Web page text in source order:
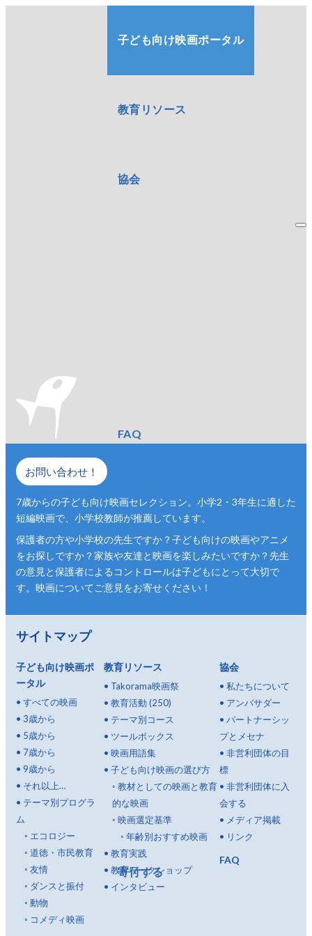
子ども向け映画ポータル
教育リソース
協会
FAQ
寄付する
お問い合わせ！
7歳からの子ども向け映画セレクション。小学2・3年生に適した
短編映画で、小学校教師が推薦しています。
保護者の方や小学校の先生ですか？子ども向けの映画やアニメ
をお探しですか？家族や友達と映画を楽しみたいですか？先生
の意見と保護者によるコントロールは子どもにとって大切で
す。映画についてご意見をお寄せください！
サイトマップ
子ども向け映画ポ
ータル
• すべての映画
• 3歳から
• 5歳から
• 7歳から
• 9歳から
• それ以上…
• テーマ別プログラ
ム
◦ エコロジー
◦ 道徳・市民教育
◦ 友情
◦ ダンスと振付
◦ 動物
◦ コメディ映画
教育リソース
• Takorama映画祭
• 教育活動 (250)
• テーマ別コース
• ツールボックス
• 映画用語集
• 子ども向け映画の選び方
◦ 教材としての映画と教育
的な映画
◦ 映画選定基準
◦ 年齢別おすすめ映画
• 教育実践
• 教育ワークショップ
• インタビュー
協会
•私たちについて
• アンバサダー
•パートナーシッ
プとメセナ
•非営利団体の目
標
•非営利団体に入
会する
• メディア掲載
• リンク
FAQ